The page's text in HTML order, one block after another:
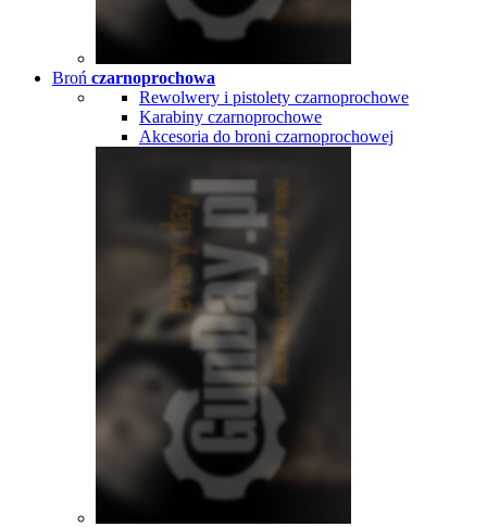
Broń czarnoprochowa
Rewolwery i pistolety czarnoprochowe
Karabiny czarnoprochowe
Akcesoria do broni czarnoprochowej